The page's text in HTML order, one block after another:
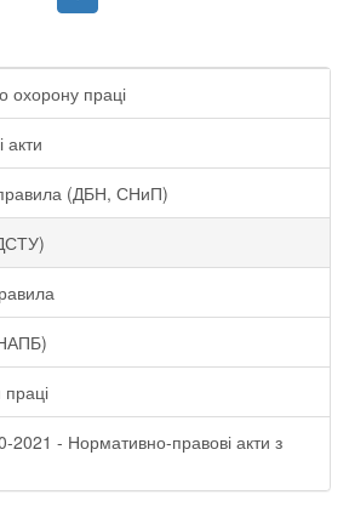
охорону праці
акти
правила (ДБН, СНиП)
праці
- Нормативно-правові акти з